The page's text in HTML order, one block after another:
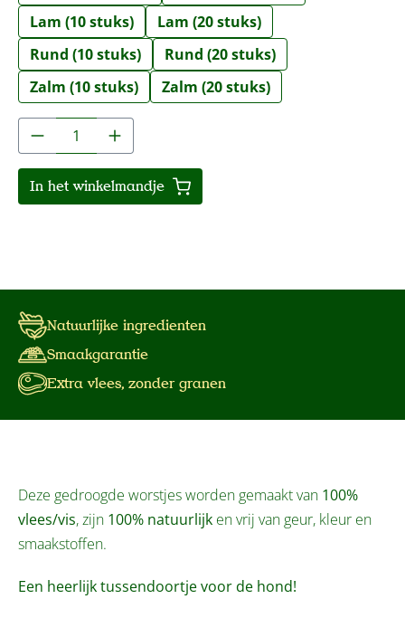
Lam (10 stuks)
Lam (20 stuks)
Rund (10 stuks)
Rund (20 stuks)
Zalm (10 stuks)
Zalm (20 stuks)
Producthoeveelheid: Voer de gewenste
In het winkelmandje
Natuurlijke ingredienten
Smaakgarantie
Extra vlees, zonder granen
Deze gedroogde worstjes worden gemaakt van 100%
vlees/vis, zijn 100% natuurlijk en vrij van geur, kleur en
smaakstoffen.
Een heerlijk tussendoortje voor de hond!